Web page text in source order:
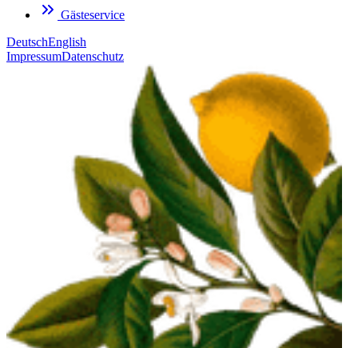
Gästeservice
DeutschEnglish
ImpressumDatenschutz